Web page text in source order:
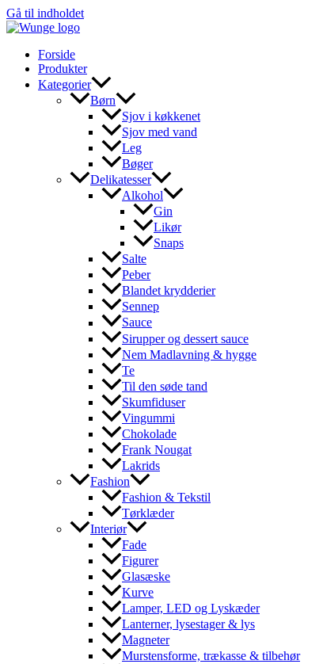
Gå til indholdet
Forside
Produkter
Kategorier
Børn
Sjov i køkkenet
Sjov med vand
Leg
Bøger
Delikatesser
Alkohol
Gin
Likør
Snaps
Salte
Peber
Blandet krydderier
Sennep
Sauce
Sirupper og dessert sauce
Nem Madlavning & hygge
Te
Til den søde tand
Skumfiduser
Vingummi
Chokolade
Frank Nougat
Lakrids
Fashion
Fashion & Tekstil
Tørklæder
Interiør
Fade
Figurer
Glasæske
Kurve
Lamper, LED og Lyskæder
Lanterner, lysestager & lys
Magneter
Murstensforme, trækasse & tilbehør